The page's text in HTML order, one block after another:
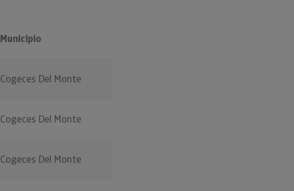
Municipio
Cogeces Del Monte
Cogeces Del Monte
Cogeces Del Monte